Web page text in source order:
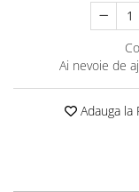
Ai nevoie de
Adauga la